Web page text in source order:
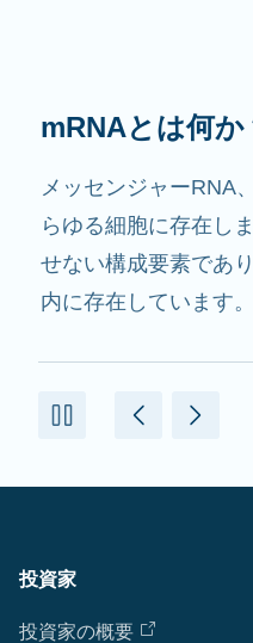
その役割は？
その名前が示すよう
役割を果たします。
用し、必要なたんぱ
投資家
投資家の概要